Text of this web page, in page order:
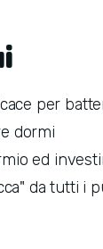
per
dormi
ed
da tutti i